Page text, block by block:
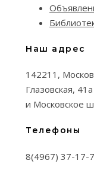
Наш адрес
142211,
Глазовская, 41а
и Московское
Телефоны
8(4967) 37-17-